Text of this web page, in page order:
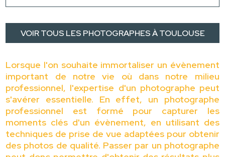
VOIR TOUS LES PHOTOGRAPHES À TOULOUSE
Lorsque l'on souhaite immortaliser un évènement
important de notre vie où dans notre milieu
professionnel, l'expertise d'un photographe peut
s'avérer essentielle. En effet, un photographe
professionnel est formé pour capturer les
moments clés d'un évènement, en utilisant des
techniques de prise de vue adaptées pour obtenir
des photos de qualité. Passer par un photographe